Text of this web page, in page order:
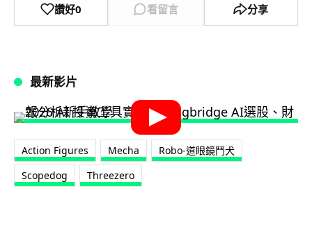
讚好0 看留言 分享
最新影片
Action Figures Mecha
Robo-道眼鏡鬥犬
Scopedog
Threezero